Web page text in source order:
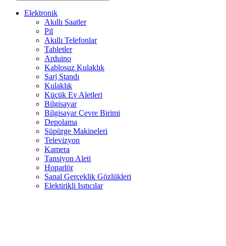
Elektronik
Akıllı Saatler
Pil
Akıllı Telefonlar
Tabletler
Arduino
Kablosuz Kulaklık
Şarj Standı
Kulaklık
Küçük Ev Aletleri
Bilgisayar
Bilgisayar Çevre Birimi
Depolama
Süpürge Makineleri
Televizyon
Kamera
Tansiyon Aleti
Hoparlör
Sanal Gerçeklik Gözlükleri
Elektirikli Isıtıcılar